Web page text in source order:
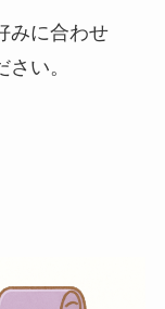
みに合わせ
い。